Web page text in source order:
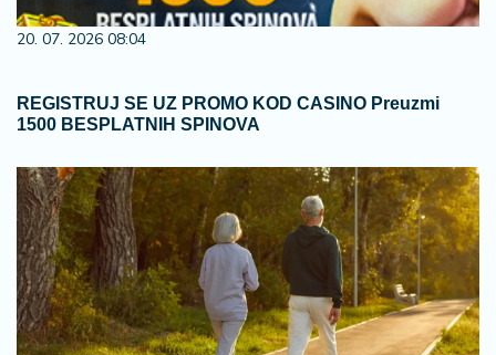
20. 07. 2026 08:04
REGISTRUJ SE UZ PROMO KOD CASINO Preuzmi
1500 BESPLATNIH SPINOVA